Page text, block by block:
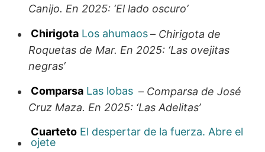
Canijo. En 2025: ‘El lado oscuro’
Chirigota Los ahumaos– Chirigota de
Roquetas de Mar. En 2025: ‘Las ovejitas
negras’
Comparsa Las lobas – Comparsa de José
Cruz Maza. En 2025: ‘Las Adelitas’
Cuarteto El despertar de la fuerza. Abre el
ojete